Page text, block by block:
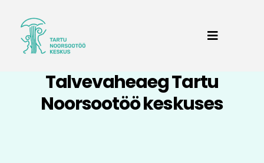
Talvevaheaeg Tartu
Noorsootöö keskuses